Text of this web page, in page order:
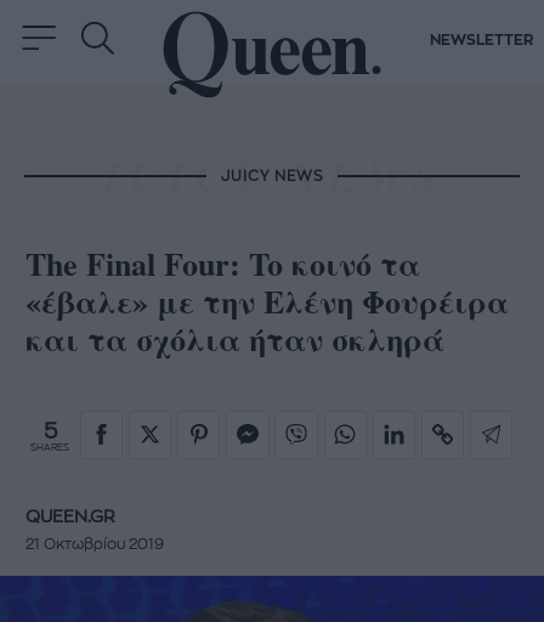
NEWSLETTER
JUICY NEWS
The Final Four: To κοινό τα
«έβαλε» με την Ελένη Φουρέιρα
και τα σχόλια ήταν σκληρά
5
SHARES
QUEEN.GR
21 Οκτωβρίου 2019